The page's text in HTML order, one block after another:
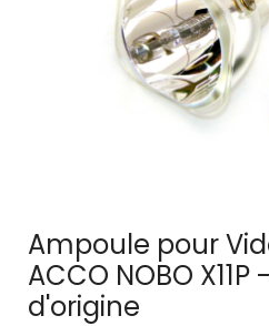
Ampoule pour
ACCO NOBO
d'origine